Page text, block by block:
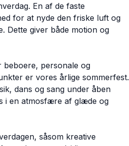
En af de faste
for at nyde den friske luft og
Dette giver både motion og
beboere, personale og
er vores årlige sommerfest.
dans og sang under åben
i en atmosfære af glæde og
såsom kreative